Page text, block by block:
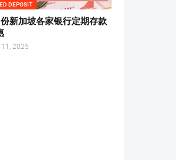
DEPOSIT
新加坡各家银行定期存款
11, 2025